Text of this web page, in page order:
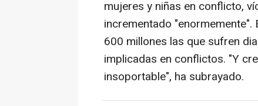
mujeres y niñas en conflicto,
incrementado
600 millones las que sufren
implicadas en conflictos. "Y
insoportable", ha subrayado.